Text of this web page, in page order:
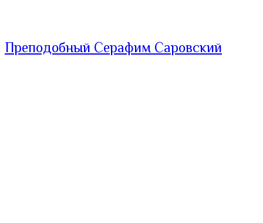
Преподобный Серафим Саровский